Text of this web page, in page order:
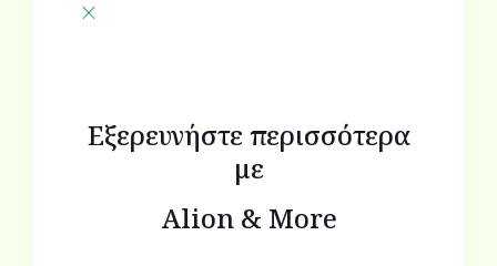
Εξερευνήστε περισσότερα
με
Alion & More